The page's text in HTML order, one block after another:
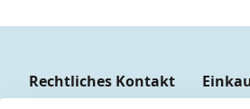
Rechtliches Kontakt